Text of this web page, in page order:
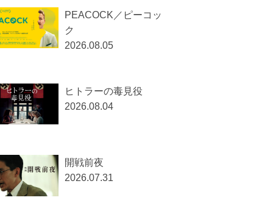
PEACOCK／ピーコッ
ク
2026.08.05
ヒトラーの毒見役
2026.08.04
開戦前夜
2026.07.31